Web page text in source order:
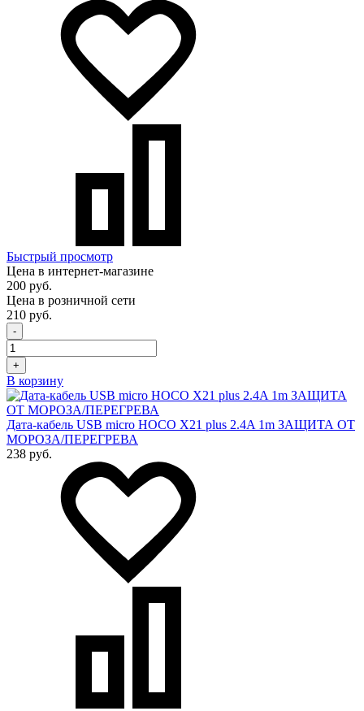
Быстрый просмотр
Цена в интернет-магазине
200 руб.
Цена в розничной сети
210 руб.
-
+
В корзину
Дата-кабель USB micro HOCO X21 plus 2.4A 1m ЗАЩИТА ОТ
МОРОЗА/ПЕРЕГРЕВА
238 руб.